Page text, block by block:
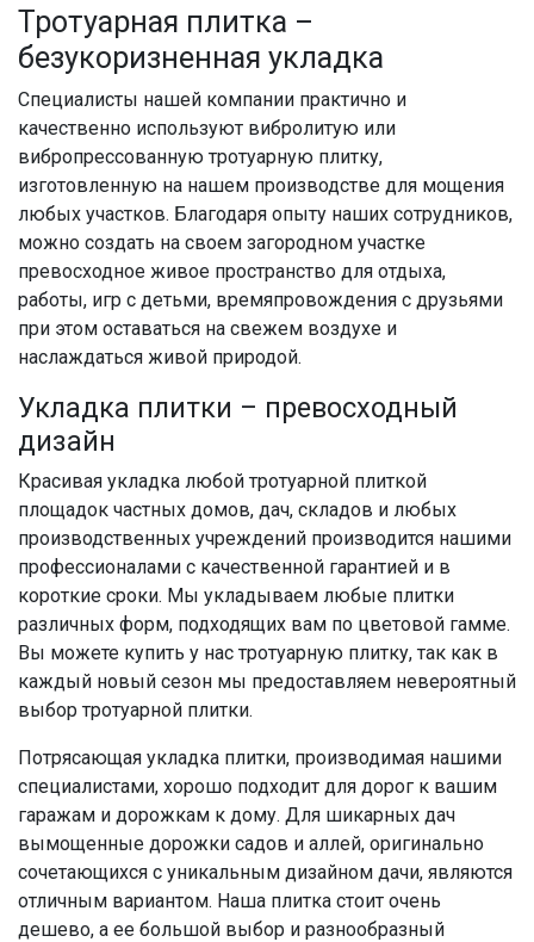
Тротуарная плитка –
безукоризненная укладка
Специалисты нашей компании практично и
качественно используют вибролитую или
вибропрессованную тротуарную плитку,
изготовленную на нашем производстве для мощения
любых участков. Благодаря опыту наших сотрудников,
можно создать на своем загородном участке
превосходное живое пространство для отдыха,
работы, игр с детьми, времяпровождения с друзьями
при этом оставаться на свежем воздухе и
наслаждаться живой природой.
Укладка плитки – превосходный
дизайн
Красивая укладка любой тротуарной плиткой
площадок частных домов, дач, складов и любых
производственных учреждений производится нашими
профессионалами с качественной гарантией и в
короткие сроки. Мы укладываем любые плитки
различных форм, подходящих вам по цветовой гамме.
Вы можете купить у нас тротуарную плитку, так как в
каждый новый сезон мы предоставляем невероятный
выбор тротуарной плитки.
Потрясающая укладка плитки, производимая нашими
специалистами, хорошо подходит для дорог к вашим
гаражам и дорожкам к дому. Для шикарных дач
вымощенные дорожки садов и аллей, оригинально
сочетающихся с уникальным дизайном дачи, являются
отличным вариантом. Наша плитка стоит очень
дешево, а ее большой выбор и разнообразный